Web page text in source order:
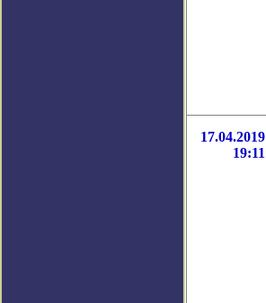
17.04.2019
19:11